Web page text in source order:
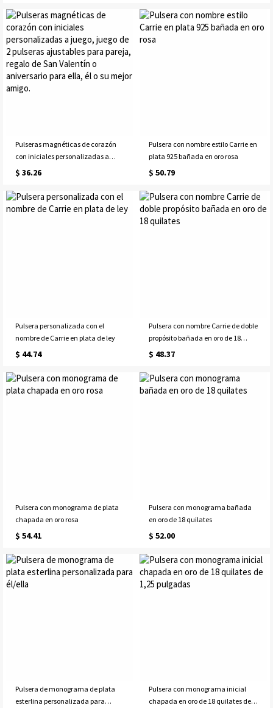
mascotas en plata de ley 925,
regalo por la pérdida de una
mascota, regalo para amantes o
dueños de mascotas
cumpleaños/día de la
madre/aniversario para
ella/mamá/pareja/amigas
Pulseras magnéticas de corazón
con iniciales personalizadas a
juego, juego de 2 pulseras
San Valentín o aniversario para
ella, él o su mejor amigo.
$ 36.26
Pulsera con nombre estilo Carrie en
plata 925 bañada en oro rosa
$ 50.79
Pulsera personalizada con el
nombre de Carrie en plata de ley
$ 44.74
Pulsera con nombre Carrie de doble
propósito bañada en oro de 18
quilates
$ 48.37
Pulsera con monograma de plata
chapada en oro rosa
$ 54.41
Pulsera con monograma bañada
en oro de 18 quilates
$ 52.00
Pulsera de monograma de plata
esterlina personalizada para
Pulsera con monograma inicial
chapada en oro de 18 quilates de